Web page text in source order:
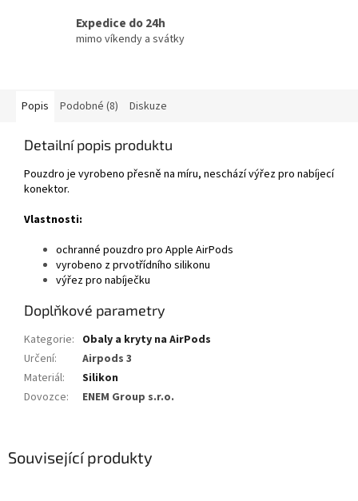
Expedice do 24h
mimo víkendy a svátky
Související produkty
Popis Podobné (8) Diskuze
Detailní popis produktu
Pouzdro je vyrobeno přesně na míru, neschází výřez pro nabíjecí
konektor.
Vlastnosti:
ochranné pouzdro pro Apple AirPods
vyrobeno z prvotřídního silikonu
výřez pro nabíječku
Doplňkové parametry
Kategorie: Obaly a kryty na AirPods
Určení:
Airpods 3
Materiál:
Silikon
Dovozce: ENEM Group s.r.o.